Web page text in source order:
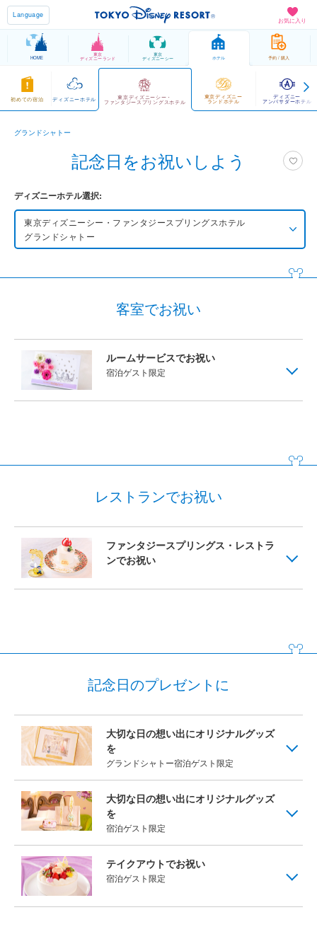
お気に入り
Language
HOME
東京
ディズニーランド
東京
ディズニーシー ホテル 予約 / 購入
初めての宿泊 ディズニーホテル 東京ディズニーシー・
ファンタジースプリングスホテル
東京ディズニー
ランドホテル
ディズニー
アンバサダーホテル
グランドシャトー
記念日をお祝いしよう
ディズニーホテル選択:
東京ディズニーシー・ファンタジースプリングスホテル
グランドシャトー
グランドシャトー
東京ディズニーシー・ファンタジースプリングス
東京ディズニーランドホテル
ディズニーアンバサダーホテル
客室でお祝い
ルームサービスでお祝い
宿泊ゲスト限定
レストランでお祝い
ファンタジースプリングス・レストラ
ンでお祝い
記念日のプレゼントに
大切な日の想い出にオリジナルグッズ
を
グランドシャトー宿泊ゲスト限定
大切な日の想い出にオリジナルグッズ
を
宿泊ゲスト限定
テイクアウトでお祝い
宿泊ゲスト限定